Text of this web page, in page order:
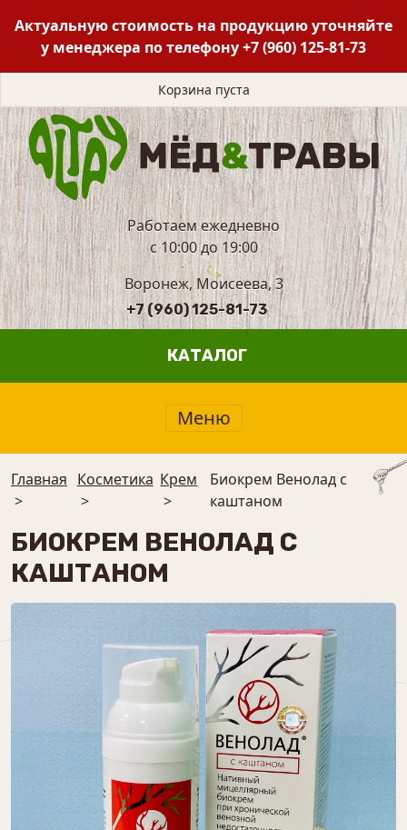
Актуальную стоимость на продукцию уточняйте
у менеджера по телефону+7 (960) 125-81-73
Корзина пуста
Работаем ежедневно
с 10:00 до 19:00
Воронеж, Моисеева, 3
+7 (960) 125-81-73
КАТАЛОГ
Меню
Главная
>
Косметика
>
Крем
>
Биокрем Венолад с
каштаном
БИОКРЕМ ВЕНОЛАД С
КАШТАНОМ